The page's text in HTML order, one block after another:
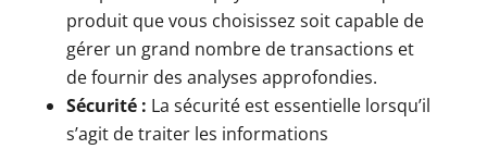
produit que vous choisissez soit capable de
gérer un grand nombre de transactions et
de fournir des analyses approfondies.
Sécurité : La sécurité est essentielle lorsqu’il
s’agit de traiter les informations